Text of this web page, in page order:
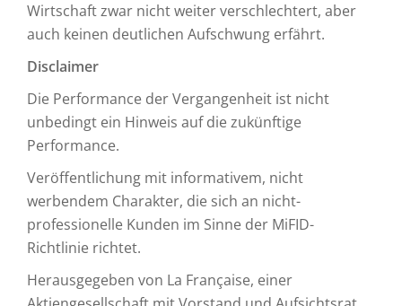
Wirtschaft zwar nicht weiter verschlechtert, aber
auch keinen deutlichen Aufschwung erfährt.
Disclaimer
Die Performance der Vergangenheit ist nicht
unbedingt ein Hinweis auf die zukünftige
Performance.
Veröffentlichung mit informativem, nicht
werbendem Charakter, die sich an nicht-
professionelle Kunden im Sinne der MiFID-
Richtlinie richtet.
Herausgegeben von La Française, einer